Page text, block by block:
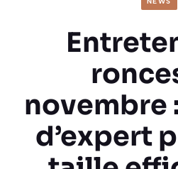
novembre
d’expert